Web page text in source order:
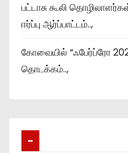
பட்டாசு கூலி
ஈர்ப்பு ஆர்ப்பாட்டம்..,
கோவையில் “ஃபேர்ப்ரோ
தொடக்கம்..,
–